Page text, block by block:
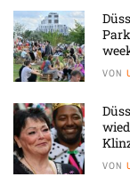
VON
VON